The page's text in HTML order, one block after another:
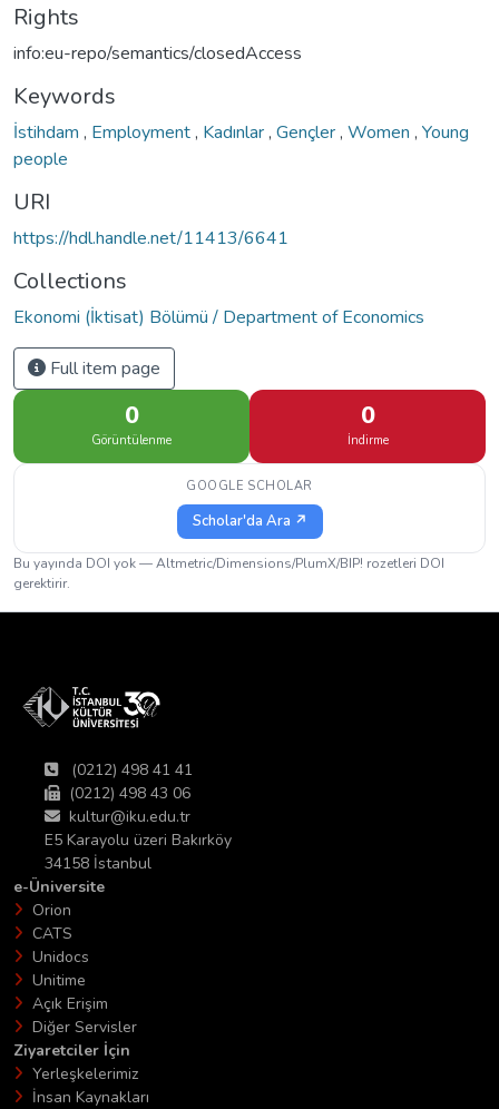
Rights
info:eu-repo/semantics/closedAccess
Keywords
İstihdam , Employment, Kadınlar, Gençler, Women , Young
people
URI
https://hdl.handle.net/11413/6641
Collections
Ekonomi (İktisat) Bölümü / Department of Economics
Full item page
0
Görüntülenme
0
İndirme
GOOGLE SCHOLAR
Scholar'da Ara ↗
Bu yayında DOI yok — Altmetric/Dimensions/PlumX/BIP! rozetleri DOI
gerektirir.
(0212) 498 41 41
(0212) 498 43 06
kultur@iku.edu.tr
E5 Karayolu üzeri Bakırköy
34158 İstanbul
e-Üniversite
Orion
CATS
Unidocs
Unitime
Açık Erişim
Diğer Servisler
Ziyaretciler İçin
Yerleşkelerimiz
İnsan Kaynakları